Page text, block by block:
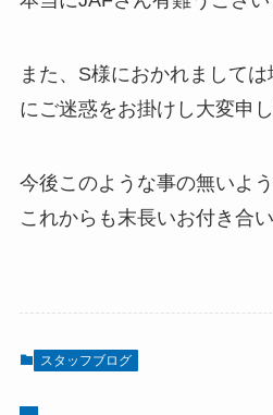
また、S様におかれまして
にご迷惑をお掛けし大変申
今後このような事の無いよ
これからも末長いお付き合
スタッフブログ